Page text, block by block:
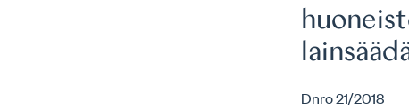
Dnro 21/2018